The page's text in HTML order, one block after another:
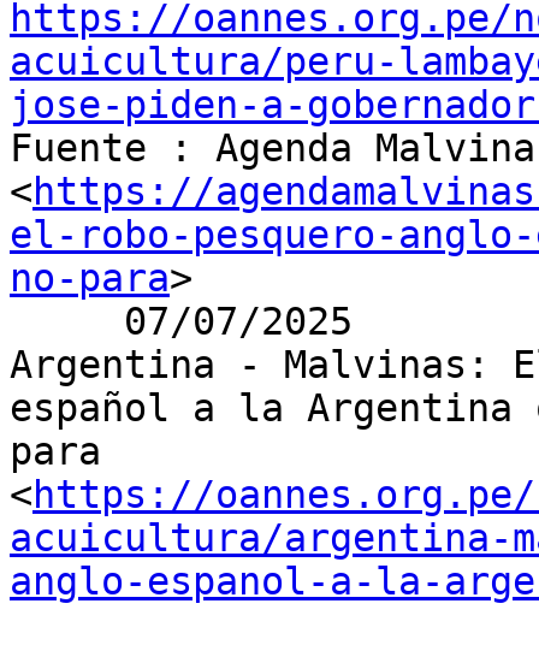
https://oannes.org.pe/
acuicultura/peru-
jose-piden-a-
Fuente : Agenda
<https://
el-robo-pesquero-
no-para>
Argentina - Malvinas:
español a la Argentina
para
<https://
acuicultura/argentina-
anglo-espanol-a-la-